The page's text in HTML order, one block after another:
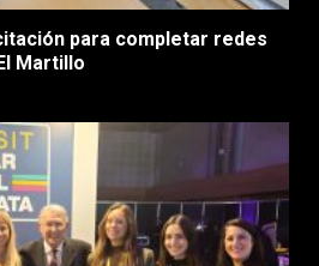
para completar redes
Martillo